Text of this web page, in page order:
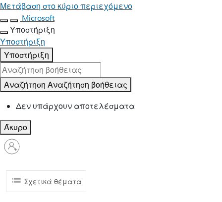
Μετάβαση στο κύριο περιεχόμενο
Microsoft
Υποστήριξη
Υποστήριξη
Υποστήριξη
Αναζήτηση Αναζήτηση βοήθειας
Δεν υπάρχουν αποτελέσματα
Άκυρο
Είσοδος
στον
Σχετικά θέματα